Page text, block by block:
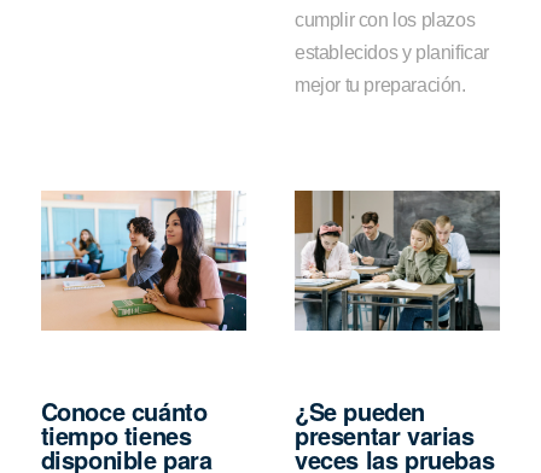
cumplir con los plazos
establecidos y planificar
mejor tu preparación.
Conoce cuánto
tiempo tienes
disponible para
¿Se pueden
presentar varias
veces las pruebas